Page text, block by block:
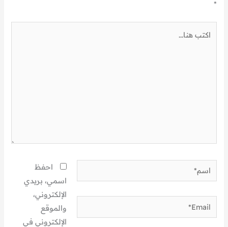
*
اسم*
Email*
احفظ
اسمي، بريدي
الإلكتروني،
والموقع
الإلكتروني في